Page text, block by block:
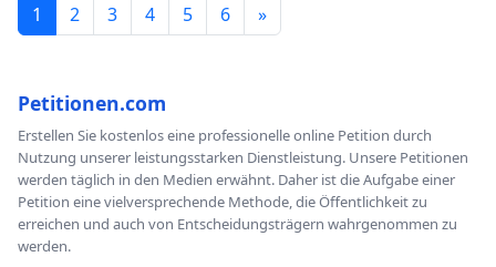
1 2 3 4 5 6 »
Petitionen.com
Erstellen Sie kostenlos eine professionelle online Petition durch
Nutzung unserer leistungsstarken Dienstleistung. Unsere Petitionen
werden täglich in den Medien erwähnt. Daher ist die Aufgabe einer
Petition eine vielversprechende Methode, die Öffentlichkeit zu
erreichen und auch von Entscheidungsträgern wahrgenommen zu
werden.